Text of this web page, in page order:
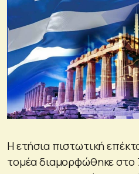
Η ετήσια πιστωτική
τομέα διαμορφώθηκε στο